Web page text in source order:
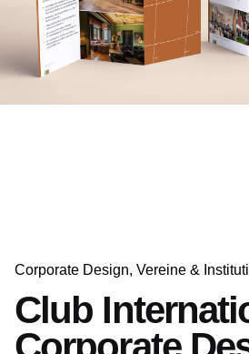
Corporate Design Vereine &
Club